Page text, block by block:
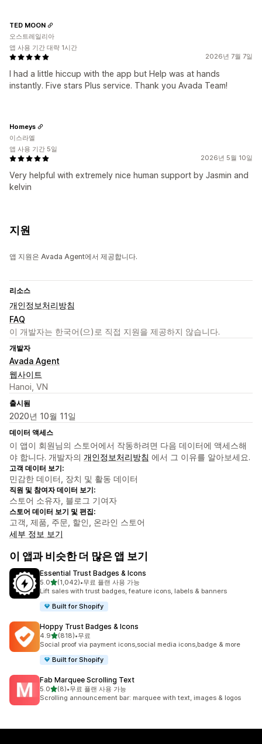
2026년 7월 7일
I had a little hiccup with the app but Help was at hands
instantly. Five stars Plus service. Thank you Avada Team!
TED MOON
오스트레일리아
앱 사용 기간 대략 1시간
2026년 5월 10일
Very helpful with extremely nice human support by Jasmin and
kelvin
Homeys
이스라엘
앱 사용 기간 5일
지원
앱 지원은 Avada Agent에서 제공합니다.
리소스
개인정보처리방침
FAQ
이 개발자는 한국어(으)로 직접 지원을 제공하지 않습니다.
개발자
Avada Agent
웹사이트
Hanoi, VN
출시됨
2020년 10월 11일
데이터 액세스
이 앱이 회원님의 스토어에서 작동하려면 다음 데이터에 액세스해
야 합니다. 개발자의 개인정보처리방침 에서 그 이유를 알아보세요.
고객 데이터 보기:
민감한 데이터, 장치 및 활동 데이터
직원 및 참여자 데이터 보기:
스토어 소유자, 블로그 기여자
스토어 데이터 보기 및 편집:
고객, 제품, 주문, 할인, 온라인 스토어
세부 정보 보기
이 앱과 비슷한 더 많은 앱 보기
Essential Trust Badges & Icons
5.0별 5개 중
(1,042)
총 리뷰 1042개
•무료 플랜 사용 가능
Lift sales with trust badges, feature icons, labels & banners
Built for Shopify
Hoppy Trust Badges & Icons
4.9별 5개 중
(818)
총 리뷰 818개
•무료
Social proof via payment icons,social media icons,badge & more
Built for Shopify
Fab Marquee Scrolling Text
5.0별 5개 중
(8)
총 리뷰 8개
•무료 플랜 사용 가능
Scrolling announcement bar: marquee with text, images & logos